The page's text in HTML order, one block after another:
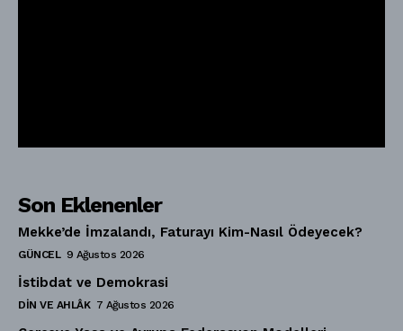
Son Eklenenler
Mekke’de İmzalandı, Faturayı Kim-Nasıl Ödeyecek?
GÜNCEL 9 Ağustos 2026
İstibdat ve Demokrasi
DIN VE AHLÂK 7 Ağustos 2026